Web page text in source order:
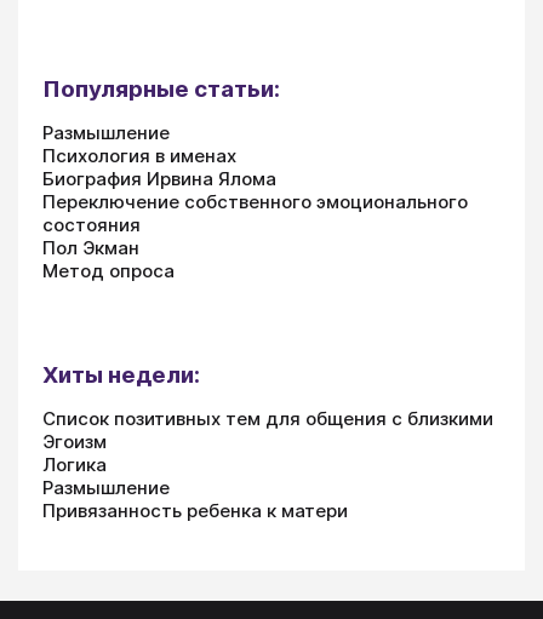
Популярные статьи:
Размышление
Психология в именах
Биография Ирвина Ялома
Переключение собственного эмоционального
состояния
Пол Экман
Метод опроса
Хиты недели:
Список позитивных тем для общения с близкими
Эгоизм
Логика
Размышление
Привязанность ребенка к матери